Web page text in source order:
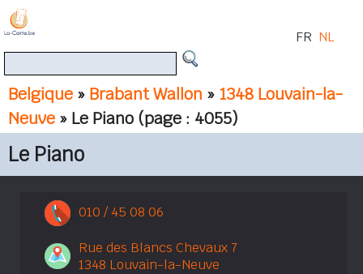
Belgique » Brabant Wallon » 1348 Louvain-la-
Neuve » Le Piano (page : 4055)
FR NL
Le Piano
010 / 45 08 06
Rue des Blancs Chevaux 7
1348 Louvain-la-Neuve